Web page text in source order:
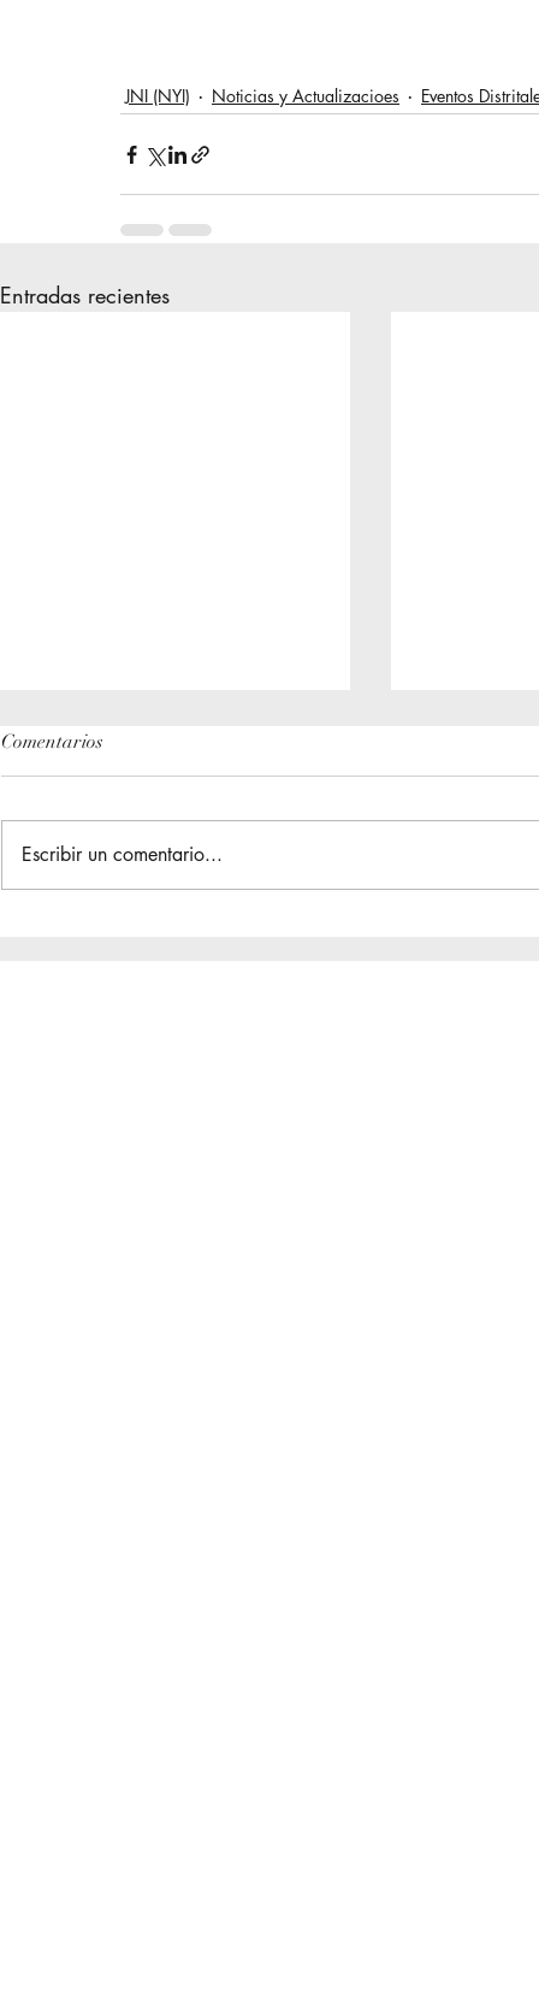
JNI (NYI) Noticias y Actualizacioes Eventos
Entradas recientes
Reuniones
Comentarios
Escribir un comentario...